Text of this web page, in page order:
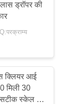
ड्रॉपर की
क्लियर आई
मिली 30
सटीक स्केल के